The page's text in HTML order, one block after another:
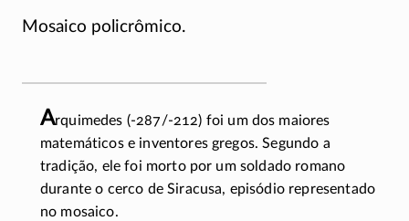
Mosaico policrômico.
Arquimedes (-287/-212) foi um dos maiores
matemáticos e inventores gregos. Segundo a
tradição, ele foi morto por um soldado romano
durante o cerco de Siracusa, episódio representado
no mosaico.